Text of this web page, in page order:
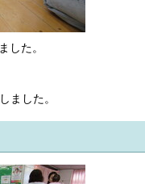
した。
ました。